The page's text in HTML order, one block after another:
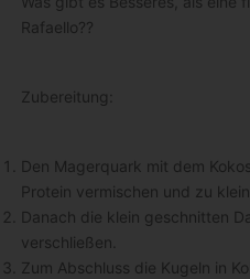
Rafaello??
Zubereitung:
Den Magerquark mit dem
Protein vermischen und zu
Danach die klein geschnitten
verschließen.
Zum Abschluss die Kugeln in